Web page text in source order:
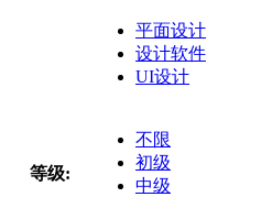
平面设计
设计软件
UI设计
等级:
不限
初级
中级